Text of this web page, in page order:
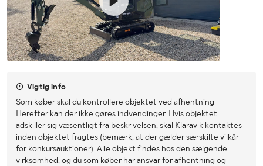
Vigtig info
Som køber skal du kontrollere objektet ved afhentning
Herefter kan der ikke gøres indvendinger. Hvis objektet
adskiller sig væsentligt fra beskrivelsen, skal Klaravik kontaktes
inden objektet fragtes (bemærk, at der gælder særskilte vilkår
for konkursauktioner). Alle objekt findes hos den sælgende
virksomhed, og du som køber har ansvar for afhentning og